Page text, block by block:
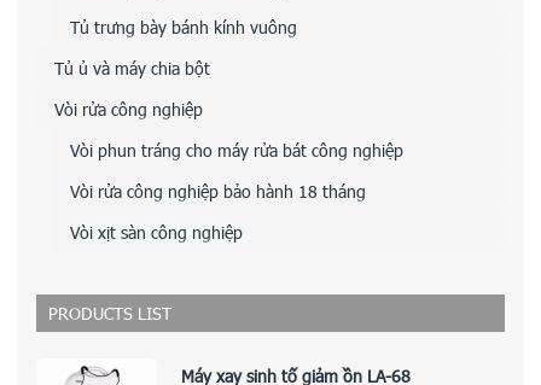
Tủ trưng bày bánh kính vuông
Tủ ủ và máy chia bột
Vòi rửa công nghiệp
Vòi phun tráng cho máy rửa bát công nghiệp
Vòi rửa công nghiệp bảo hành 18 tháng
Vòi xịt sàn công nghiệp
PRODUCTS LIST
Máy xay sinh tố giảm ồn LA-68